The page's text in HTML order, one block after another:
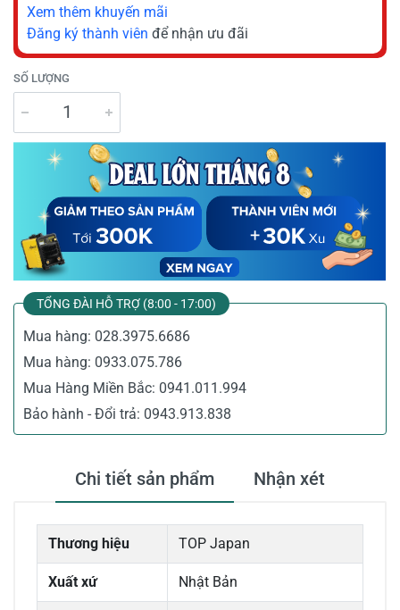
Xem thêm khuyến mãi
Đăng ký thành viên để nhận ưu đãi
SỐ LƯỢNG
TỔNG ĐÀI HỖ TRỢ (8:00 - 17:00)
Mua hàng: 028.3975.6686
Mua hàng: 0933.075.786
Mua Hàng Miền Bắc: 0941.011.994
Bảo hành - Đổi trả: 0943.913.838
Chi tiết sản phẩm Nhận xét
Thương hiệu TOP Japan
Xuất xứ Nhật Bản